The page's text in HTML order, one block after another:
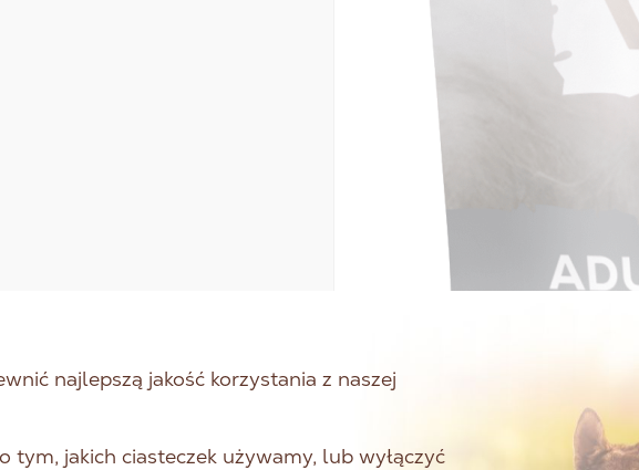
najlepszą jakość korzystania z naszej
tym, jakich ciasteczek używamy, lub wyłączyć